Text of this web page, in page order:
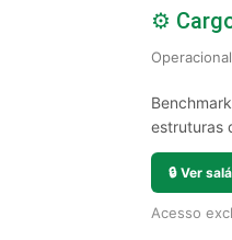
⚙️
estruturas
🔒 Ver
Acesso